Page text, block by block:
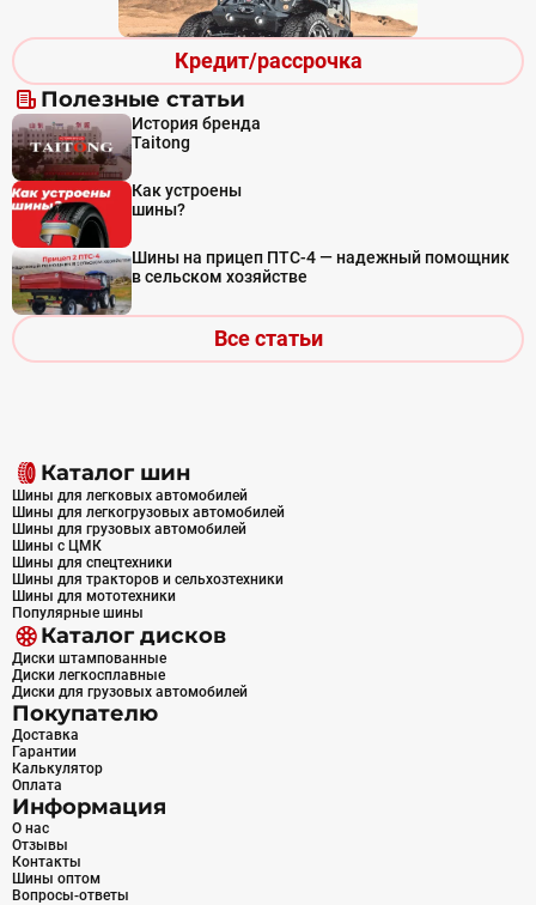
Кредит/рассрочка
Полезные статьи
История бренда
Taitong
Как устроены
шины?
Шины на прицеп ПТС-4 — надежный помощник
в сельском хозяйстве
Все статьи
Каталог шин
Шины для легковых автомобилей
Шины для легкогрузовых автомобилей
Шины для грузовых автомобилей
Шины с ЦМК
Шины для спецтехники
Шины для тракторов и сельхозтехники
Шины для мототехники
Популярные шины
Каталог дисков
Диски штампованные
Диски легкосплавные
Диски для грузовых автомобилей
Покупателю
Доставка
Гарантии
Калькулятор
Оплата
Информация
О нас
Отзывы
Контакты
Шины оптом
Вопросы-ответы